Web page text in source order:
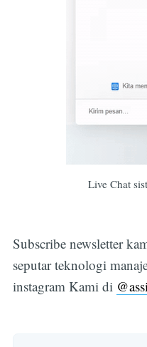
Live Chat
Subscribe newsletter
seputar teknologi
instagram Kami di